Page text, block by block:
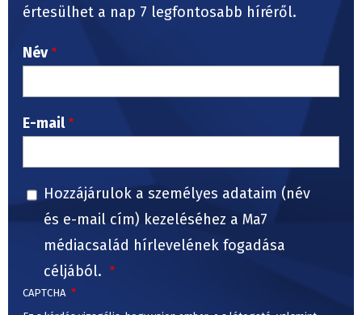
értesülhet a nap 7 legfontosabb híréről.
Név
E-mail
Hozzájárulok a személyes adataim (név
és e-mail cím) kezeléséhez a Ma7
médiacsalád hírlevelének fogadása
céljából.
CAPTCHA